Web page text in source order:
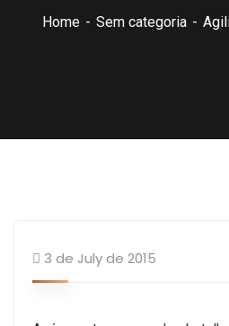
Home Sem categoria
3 de July de 2015